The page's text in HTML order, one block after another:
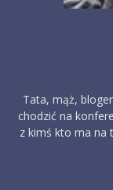
Tata, mąż,
chodzić na
z kimś kto ma na